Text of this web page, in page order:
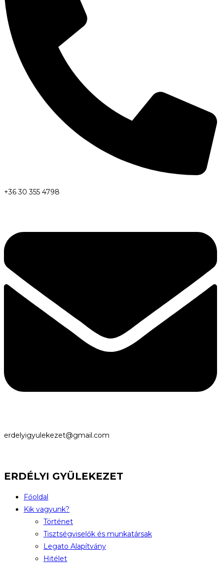
+36 30 355 4798
erdelyigyulekezet@gmail.com
ERDÉLYI GYÜLEKEZET
Főoldal
Kik vagyunk?
Történet
Tisztségviselők és munkatársak
Legato Alapítvány
Hitélet